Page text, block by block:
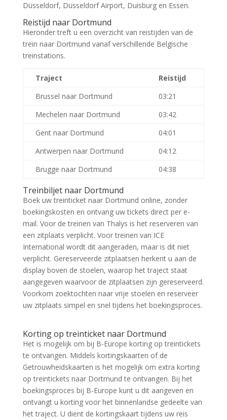
Düsseldorf, Düsseldorf Airport, Duisburg en Essen.
Reistijd naar Dortmund
Hieronder treft u een overzicht van reistijden van de
trein naar Dortmund vanaf verschillende Belgische
treinstations.
Traject
Reistijd
Brussel naar Dortmund
03:21
Mechelen naar Dortmund
03:42
Gent naar Dortmund
04:01
Antwerpen naar Dortmund
04:12
Brugge naar Dortmund
04:38
Treinbiljet naar Dortmund
Boek uw treinticket naar Dortmund online, zonder
boekingskosten en ontvang uw tickets direct per e-
mail. Voor de treinen van Thalys is het reserveren van
een zitplaats verplicht. Voor treinen van ICE
International wordt dit aangeraden, maar is dit niet
verplicht. Gereserveerde zitplaatsen herkent u aan de
display boven de stoelen, waarop het traject staat
aangegeven waarvoor de zitplaatsen zijn gereserveerd.
Voorkom zoektochten naar vrije stoelen en reserveer
uw zitplaats simpel en snel tijdens het boekingsproces.
Korting op treinticket naar Dortmund
Het is mogelijk om bij B-Europe korting op treintickets
te ontvangen. Middels kortingskaarten of de
Getrouwheidskaarten is het mogelijk om extra korting
op treintickets naar Dortmund te ontvangen. Bij het
boekingsproces bij B-Europe kunt u dit aangeven en
ontvangt u korting voor het binnenlandse gedeelte van
het traject. U dient de kortingskaart tijdens uw reis